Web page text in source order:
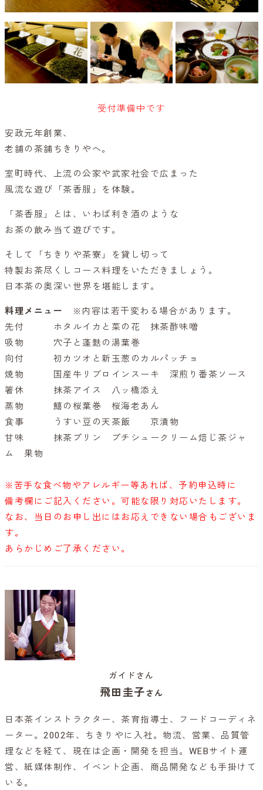
受付準備中です
安政元年創業、
老舗の茶舗ちきりやへ。
室町時代、上流の公家や武家社会で広まった
風流な遊び「茶香服」を体験。
「茶香服」とは、いわば利き酒のような
お茶の飲み当て遊びです。
そして「ちきりや茶寮」を貸し切って
特製お茶尽くしコース料理をいただきましょう。
日本茶の奥深い世界を堪能します。
料理メニュー
※内容は若干変わる場合があります。
先付 ホタルイカと菜の花 抹茶酢味噌
吸物 穴子と蓬麩の湯葉巻
向付 初カツオと新玉葱のカルパッチョ
焼物 国産牛リブロインスーキ 深煎り番茶ソース
箸休 抹茶アイス 八ッ橋添え
蒸物 鱚の桜葉巻 桜海老あん
食事 うすい豆の天茶飯 京漬物
甘味 抹茶プリン プチシュークリーム焙じ茶ジャ
ム 果物
※苦手な食べ物やアレルギー等あれば、予約申込時に
備考欄にご記入ください。可能な限り対応いたします。
なお、当日のお申し出にはお応えできない場合もございま
す。
あらかじめご了承ください。
ガイドさん
飛田圭子さん
日本茶インストラクター、茶育指導士、フードコーディネ
ーター。2002年、ちきりやに入社。物流、営業、品質管
理などを経て、現在は企画・開発を担当。WEBサイト運
営、紙媒体制作、イベント企画、商品開発なども手掛けて
いる。